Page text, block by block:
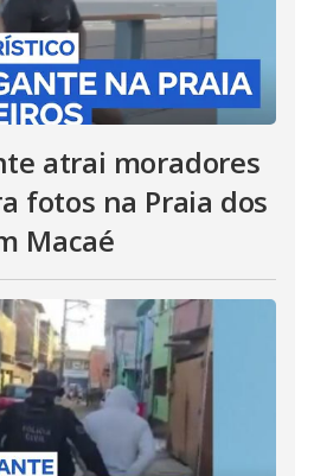
atrai moradores
fotos na Praia dos
Macaé